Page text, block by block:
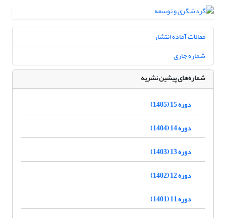
مقالات آماده انتشار
شماره جاری
شماره‌های پیشین نشریه
دوره 15 (1405)
دوره 14 (1404)
دوره 13 (1403)
دوره 12 (1402)
دوره 11 (1401)